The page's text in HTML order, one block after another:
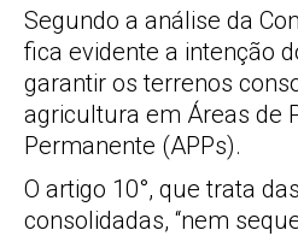
Segundo a análise da
fica evidente a intenção
garantir os terrenos
agricultura em Áreas de
Permanente (APPs).
O artigo 10°, que trata
consolidadas, “nem